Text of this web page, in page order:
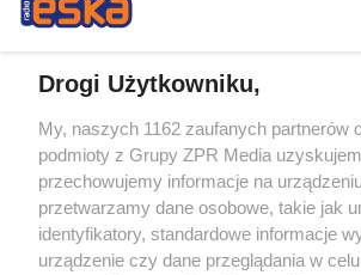
Drogi Użytkowniku,
My, naszych 1162 zaufanych partnerów
podmioty z Grupy ZPR Media
przechowujemy informacje na
przetwarzamy dane osobowe, takie jak
identyfikatory, standardowe informacje
urządzenie czy dane przeglądania w